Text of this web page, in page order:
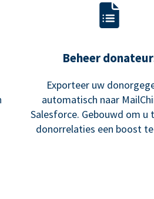
Beheer
Exporteer uw
automatisch naar
Salesforce. Gebouwd om u
donorrelaties een boost